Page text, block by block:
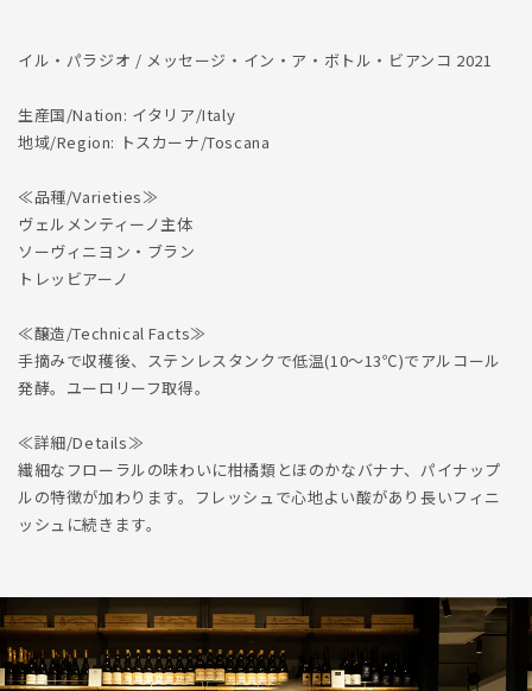
を
ら
す
を
や
す
イル・パラジオ / メッセージ・イン・ア・ボトル・ビアンコ 2021
生産国/Nation: イタリア/Italy
地域/Region: トスカーナ/Toscana
≪品種/Varieties≫
ヴェルメンティーノ主体
ソーヴィニヨン・ブラン
トレッビアーノ
≪醸造/Technical Facts≫
手摘みで収穫後、ステンレスタンクで低温(10～13℃)でアルコール
発酵。ユーロリーフ取得。
≪詳細/Details≫
繊細なフローラルの味わいに柑橘類とほのかなバナナ、パイナップ
ルの特徴が加わります。フレッシュで心地よい酸があり長いフィニ
ッシュに続きます。